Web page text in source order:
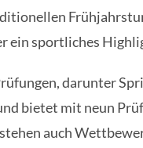
ein sportliches
darunter
bietet mit neun
auch